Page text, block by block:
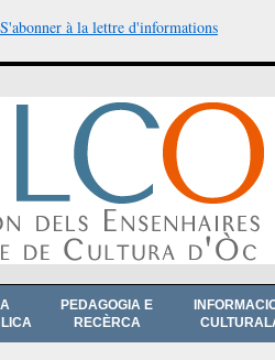
S'abonner à la lettre d'informations
PEDAGOGIA E
RECÈRCA